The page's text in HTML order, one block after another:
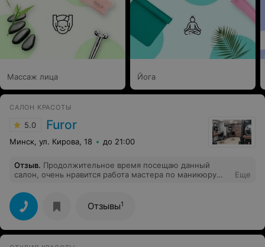
Массаж лица Йога
САЛОН КРАСОТЫ
5.0 Furor
Минск, ул. Кирова, 18 до 21:00
Отзыв. Продолжительное время посещаю данный
салон, очень нравится работа мастера по маникюру
Материалы, которыми выполнена работа,
выдерживают 3 недели. P.S. Здоровья, удачи и
процветания.
Еще
Отзывы1